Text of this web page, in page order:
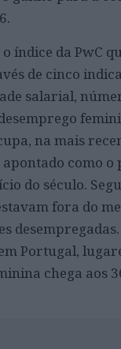
índice da PwC
de cinco
salarial,
na mais
apontado como
do século.
fora do
Portugal,
chega aos